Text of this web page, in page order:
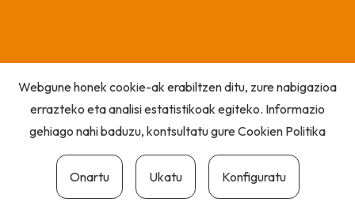
Webgune honek cookie-ak erabiltzen ditu, zure nabigazioa
errazteko eta analisi estatistikoak egiteko. Informazio
gehiago nahi baduzu, kontsultatu gureCookien Politika
Onartu Ukatu Konfiguratu